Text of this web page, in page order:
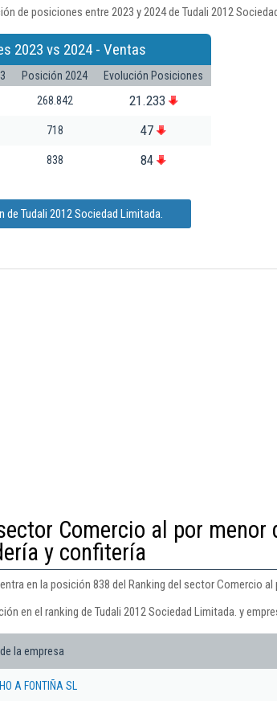
de posiciones entre 2023 y 2024 de Tudali 2012
2023 vs 2024 - Ventas
Posición 2024
Evolución Posiciones
268.842 21.233
718 47
838 84
Tudali 2012 Sociedad Limitada.
Comercio al por menor
y confitería
en la posición 838 del Ranking del sector Comercio
en el ranking de Tudali 2012 Sociedad Limitada. y
la empresa
A FONTIÑA SL